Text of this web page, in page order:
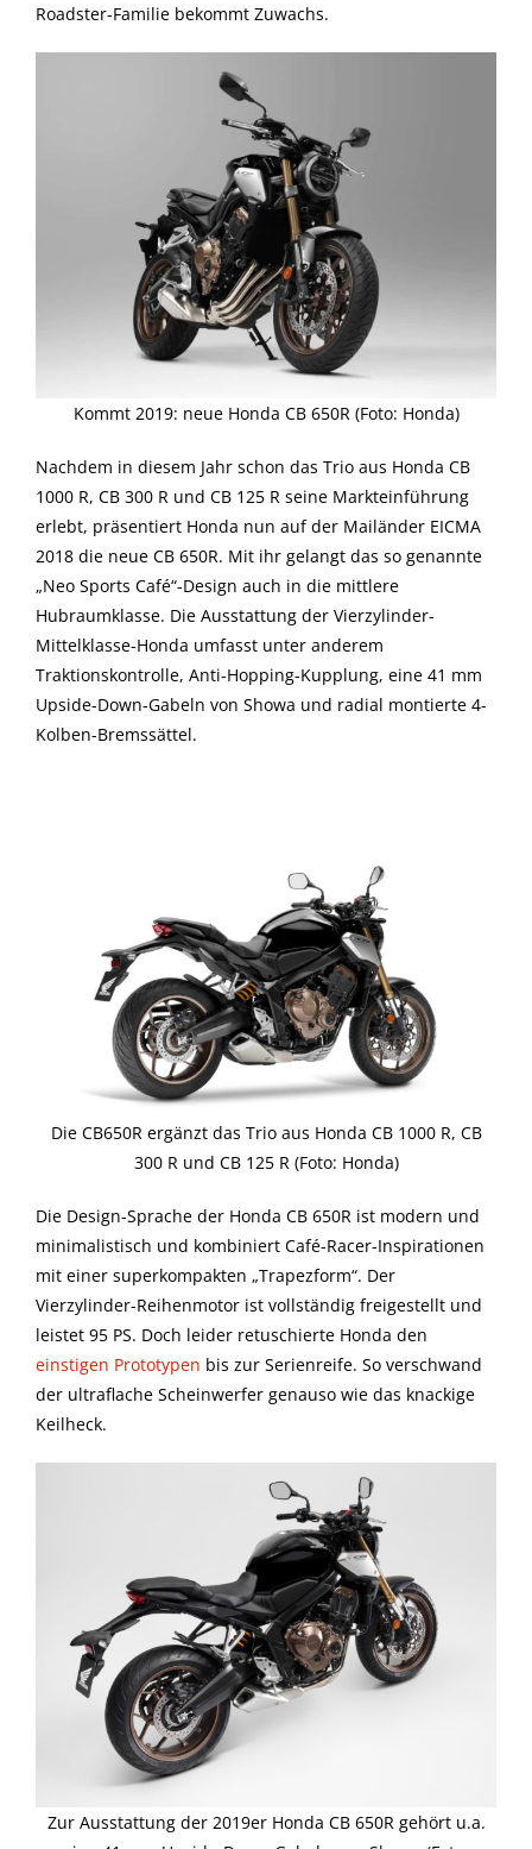
Roadster-Familie bekommt Zuwachs.
Kommt 2019: neue Honda CB 650R (Foto: Honda)
Nachdem in diesem Jahr schon das Trio aus Honda CB
1000 R, CB 300 R und CB 125 R seine Markteinführung
erlebt, präsentiert Honda nun auf der Mailänder EICMA
2018 die neue CB 650R. Mit ihr gelangt das so genannte
„Neo Sports Café“-Design auch in die mittlere
Hubraumklasse. Die Ausstattung der Vierzylinder-
Mittelklasse-Honda umfasst unter anderem
Traktionskontrolle, Anti-Hopping-Kupplung, eine 41 mm
Upside-Down-Gabeln von Showa und radial montierte 4-
Kolben-Bremssättel.
Die CB650R ergänzt das Trio aus Honda CB 1000 R, CB
300 R und CB 125 R (Foto: Honda)
Die Design-Sprache der Honda CB 650R ist modern und
minimalistisch und kombiniert Café-Racer-Inspirationen
mit einer superkompakten „Trapezform“. Der
Vierzylinder-Reihenmotor ist vollständig freigestellt und
leistet 95 PS. Doch leider retuschierte Honda den
einstigen Prototypen bis zur Serienreife. So verschwand
der ultraflache Scheinwerfer genauso wie das knackige
Keilheck.
Zur Ausstattung der 2019er Honda CB 650R gehört u.a.